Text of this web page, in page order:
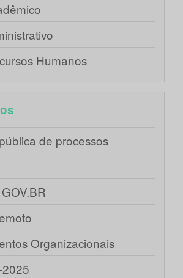
Humanos
de processos
Organizacionais